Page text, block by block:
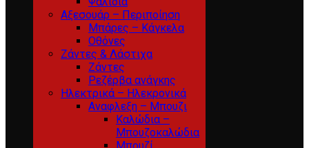
Αξεσουάρ – Περιποίηση
Μπάρες – Κάγκελα
Οθόνες
Ζάντες & Λάστιχα
Ζάντες
Ρεζέρβα ανάγκης
Ηλεκτρικά – Ηλεκρονικά
Αναφλεξη – Μπουζι
Καλώδια –
Μπουζοκαλώδια